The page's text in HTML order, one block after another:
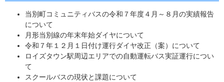
当別町コミュニティバスの令和７年度４月～８月の実績報告
について
月形当別線の年末年始ダイヤについて
令和７年１２月１日付け運行ダイヤ改正（案）について
ロイズタウン駅周辺エリアでの自動運転バス実証運行につい
て
スクールバスの現状と課題について